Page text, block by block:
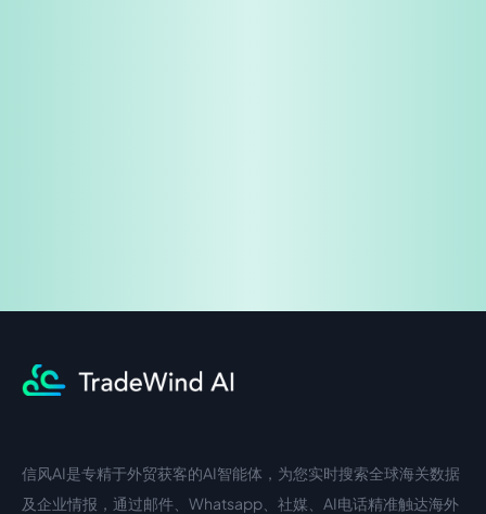
中文入口
信风AI是专精于外贸获客的AI智能体，为您实时搜索全球海关数据
及企业情报，通过邮件、Whatsapp、社媒、AI电话精准触达海外